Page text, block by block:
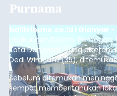
Purnama
balitribune.co.id I Gianyar -
Lingkungan Dalem, Pemogan,
Kota Denpasar, yang
Dedi Wiranata (35),
pesisir Pantai Purnama,
Sebelum ditemukan
sempat memberitahukan